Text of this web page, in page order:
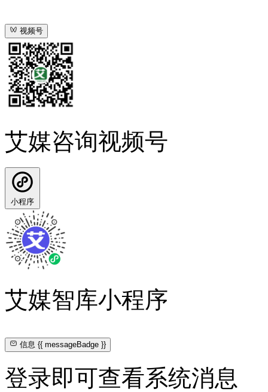
视频号
艾媒咨询视频号
小程序
艾媒智库小程序
信息{{ messageBadge }}
登录即可查看系统消息